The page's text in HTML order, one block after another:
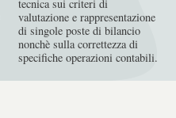
tecnica sui criteri di
valutazione e rappresentazione
di singole poste di bilancio
nonchè sulla correttezza di
specifiche operazioni contabili.